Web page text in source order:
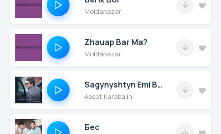
Moldanazar
Zhauap Bar Ma?
Moldanazar
Sagynyshtyn Emi Bar Ma
Asset Karabalin
Бес